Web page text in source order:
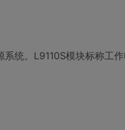
统。L9110S模块标称工